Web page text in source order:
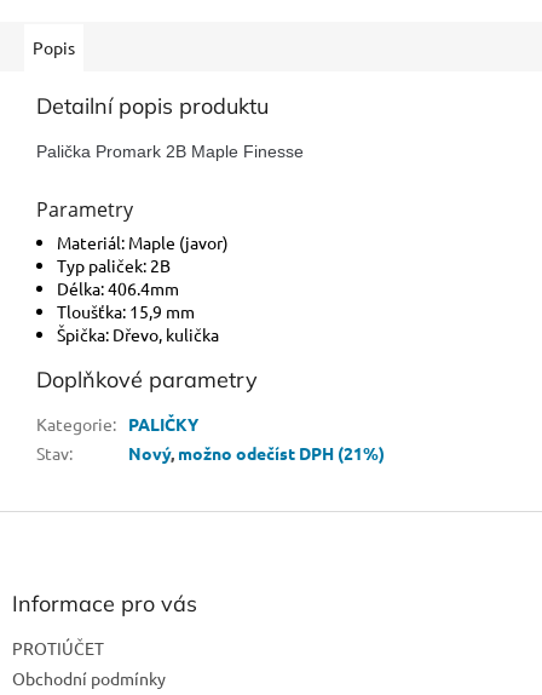
Popis
Detailní popis produktu
Palička Promark 2B Maple Finesse
Parametry
Materiál: Maple (javor)
Typ paliček: 2B
Délka: 406.4mm
Tloušťka: 15,9 mm
Špička: Dřevo, kulička
Doplňkové parametry
Kategorie:
PALIČKY
Stav: Nový, možno odečíst DPH (21%)
Z
Informace pro vás
PROTIÚČET
Obchodní podmínky